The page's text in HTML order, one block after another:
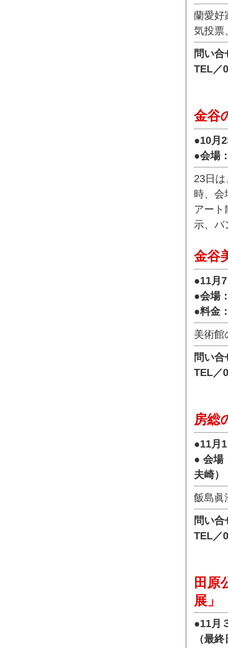
蘭愛好
気投票
問い合
TEL／
金谷
●10月
●会場
23日
時、会
アート
示、バ
金谷
●11月
●会場
●料金
美術館
問い
TEL／
房総
●11月
● 会場
夫崎）
飯島眞
問い
TEL／
田原
展」
●11月
（最